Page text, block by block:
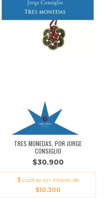
TRES MONEDAS, POR JORGE
CONSIGLIO
$30.900
3 cuotas sin interés de
$10.300